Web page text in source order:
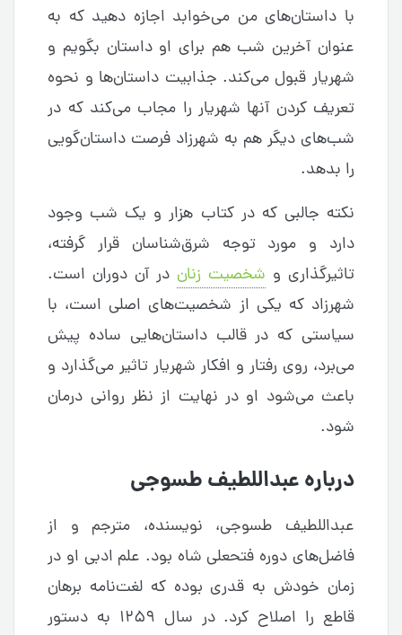
با داستان‌های من می‌خوابد اجازه دهید که به
عنوان آخرین شب هم برای او داستان بگویم و
شهریار قبول می‌کند. جذابیت داستان‌ها و نحوه
تعریف کردن آنها شهریار را مجاب می‌کند که در
شب‌های دیگر هم به شهرزاد فرصت داستان‌گویی
را بدهد.
نکته جالبی که در کتاب هزار و یک شب وجود
دارد و مورد توجه شرق‌شناسان قرار گرفته،
تاثیرگذاری و شخصیت زنان در آن دوران است.
شهرزاد که یکی از شخصیت‌های اصلی است، با
سیاستی که در قالب داستان‌هایی ساده پیش
می‌برد، روی رفتار و افکار شهریار تاثیر می‌گذارد و
باعث می‌شود او در نهایت از نظر روانی درمان
شود.
درباره عبداللطیف طسوجی
عبداللطیف طسوجی، نویسنده، مترجم و از
فاضل‌های دوره فتحعلی شاه بود. علم ادبی او در
زمان خودش به قدری بوده که لغت‌نامه برهان
قاطع را اصلاح کرد. در سال ۱۲۵۹ به دستور